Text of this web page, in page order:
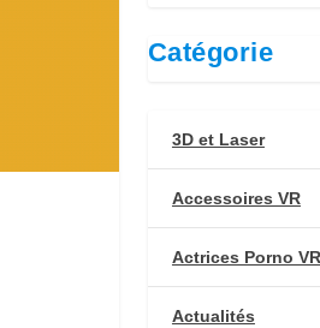
Catégorie
3D et Laser
Accessoires VR
Actrices Porno VR
Actualités